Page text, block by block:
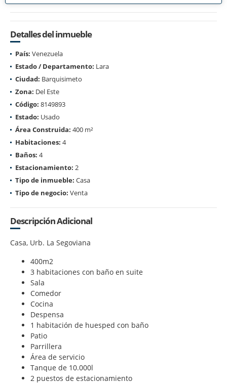
Detalles del inmueble
País: Venezuela
Estado / Departamento: Lara
Ciudad: Barquisimeto
Zona: Del Este
Código: 8149893
Estado: Usado
Área Construida: 400 m²
Habitaciones: 4
Baños: 4
Estacionamiento: 2
Tipo de inmueble: Casa
Tipo de negocio: Venta
Descripción Adicional
Casa, Urb. La Segoviana
400m2
3 habitaciones con baño en suite
Sala
Comedor
Cocina
Despensa
1 habitación de huesped con baño
Patio
Parrillera
Área de servicio
Tanque de 10.000l
2 puestos de estacionamiento